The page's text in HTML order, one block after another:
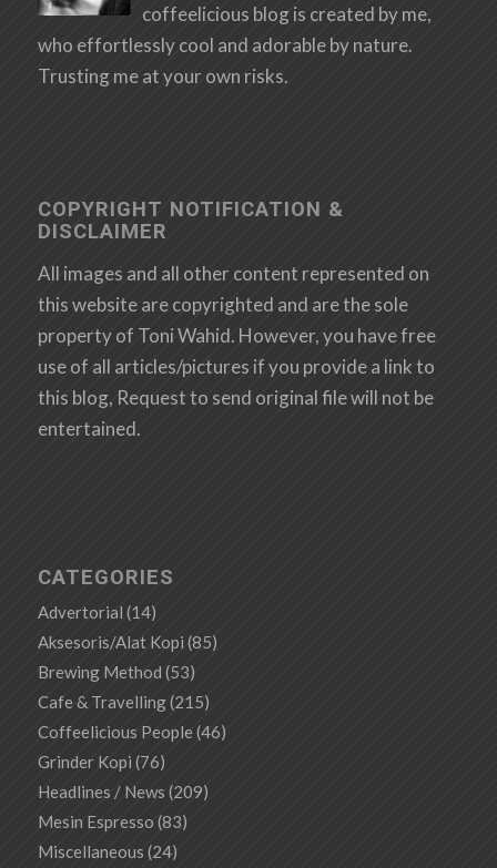
coffeelicious blog is created by me,
who effortlessly cool and adorable by nature.
Trusting me at your own risks.
COPYRIGHT NOTIFICATION &
DISCLAIMER
All images and all other content represented on
this website are copyrighted and are the sole
property of Toni Wahid. However, you have free
use of all articles/pictures if you provide a link to
this blog, Request to send original file will not be
entertained.
CATEGORIES
Advertorial (14)
Aksesoris/Alat Kopi (85)
Brewing Method (53)
Cafe & Travelling(215)
Coffeelicious People (46)
Grinder Kopi (76)
Headlines / News (209)
Mesin Espresso (83)
Miscellaneous (24)